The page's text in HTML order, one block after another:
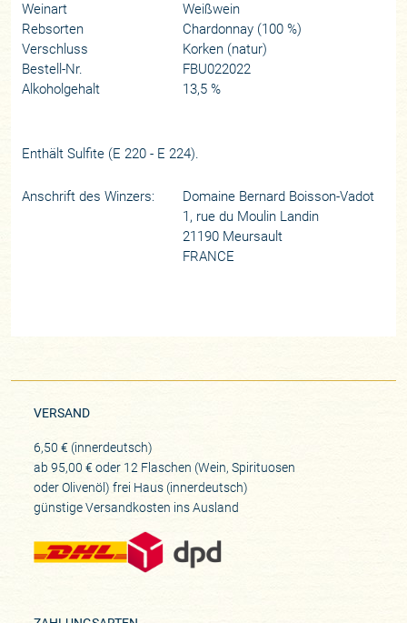
Weinart
Weißwein
Rebsorten
Chardonnay (100 %)
Verschluss
Korken (natur)
Bestell-Nr.
FBU022022
Alkoholgehalt
13,5 %
Enthält Sulfite (E 220 - E 224).
Anschrift des Winzers:
Domaine Bernard Boisson-Vadot
1, rue du Moulin Landin
21190 Meursault
FRANCE
VERSAND
6,50 € (innerdeutsch)
ab 95,00 € oder 12 Flaschen (Wein, Spirituosen
oder Olivenöl) frei Haus (innerdeutsch)
günstige Versandkosten ins Ausland